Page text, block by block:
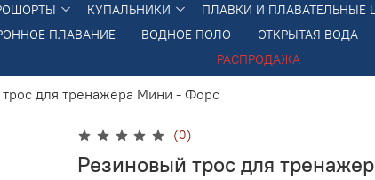
КУПАЛЬНИКИ ПЛАВКИ И ПЛАВАТЕЛЬНЫЕ
ПЛАВАНИЕ ВОДНОЕ ПОЛО ОТКРЫТАЯ ВОДА
РАСПРОДАЖА
для тренажера Мини - Форс
(0)
Резиновый трос для